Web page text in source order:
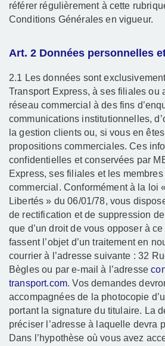
référer régulièrement à cette
Conditions Générales en vigueur.
Art. 2 Données personnelles
2.1 Les données sont
Transport Express, à ses filiales ou
réseau commercial à des fins
communications institutionnelles,
la gestion clients ou, si vous en
propositions commerciales. Ces
confidentielles et conservées par
Express, ses filiales et les
commercial. Conformément à la loi
Libertés » du 06/01/78, vous
de rectification et de suppression
que d’un droit de vous opposer à
fassent l’objet d’un traitement en
courrier à l’adresse suivante : 32
Bègles ou par e-mail à l’adresse
transport.com. Vos demandes
accompagnées de la photocopie
portant la signature du titulaire. La
préciser l’adresse à laquelle devra
Dans l’hypothèse où vous avez